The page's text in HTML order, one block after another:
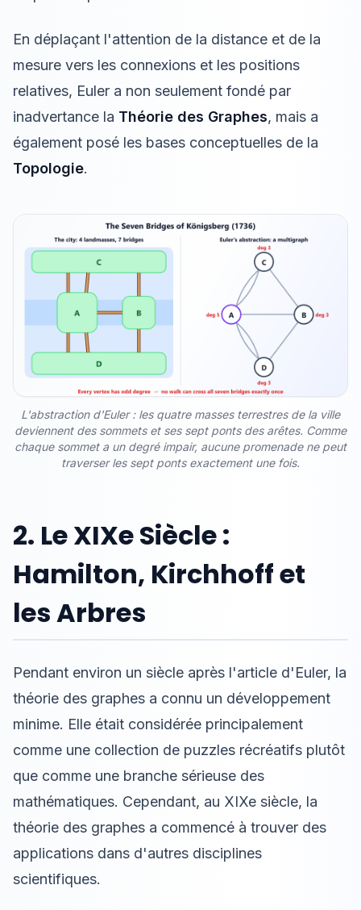
En déplaçant l'attention de la distance et de la
mesure vers les connexions et les positions
relatives, Euler a non seulement fondé par
inadvertance la Théorie des Graphes, mais a
également posé les bases conceptuelles de la
Topologie.
L'abstraction d'Euler : les quatre masses terrestres de la ville
deviennent des sommets et ses sept ponts des arêtes. Comme
chaque sommet a un degré impair, aucune promenade ne peut
traverser les sept ponts exactement une fois.
2. Le XIXe Siècle :
Hamilton, Kirchhoff et
les Arbres
Pendant environ un siècle après l'article d'Euler, la
théorie des graphes a connu un développement
minime. Elle était considérée principalement
comme une collection de puzzles récréatifs plutôt
que comme une branche sérieuse des
mathématiques. Cependant, au XIXe siècle, la
théorie des graphes a commencé à trouver des
applications dans d'autres disciplines
scientifiques.